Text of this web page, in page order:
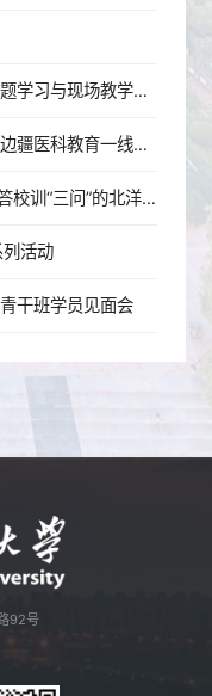
第三期青骨班、第二期青干班开展专题学习与现场教学活动
【学习教育】医学院教师白艳茹：在边疆医科教育一线践行育人初心
纪念张含英诞辰126周年｜用一生回答校训“三问”的北洋老校长
活动
干班学员见面会
92号